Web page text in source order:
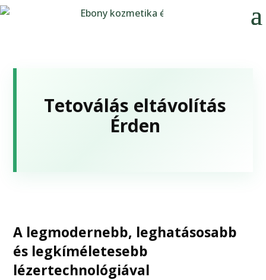
Tetoválás eltávolítás
Érden
A legmodernebb, leghatásosabb
és legkíméletesebb
lézertechnológiával